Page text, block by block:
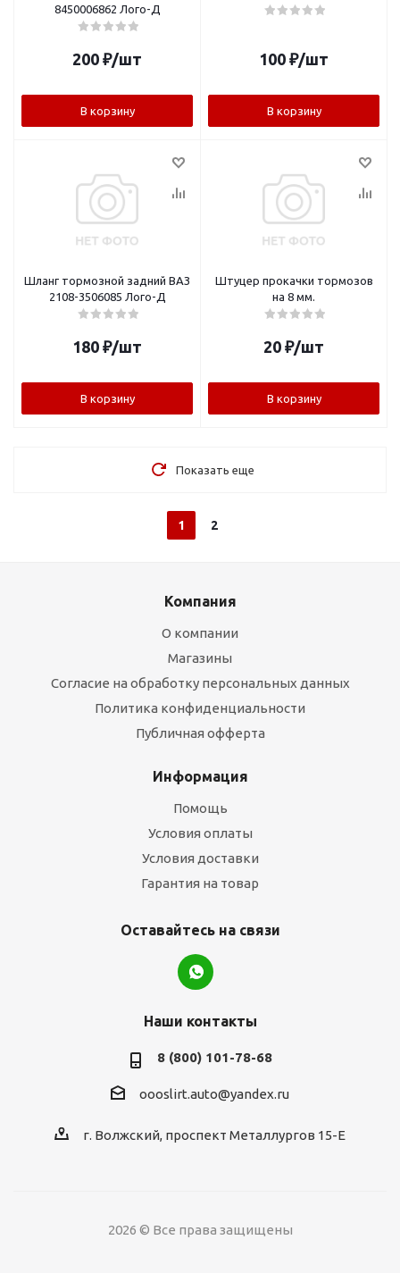
8450006862 Лого-Д
200 ₽/шт
В корзину
100 ₽/шт
В корзину
Шланг тормозной задний ВАЗ
2108-3506085 Лого-Д
180 ₽/шт
В корзину
Штуцер прокачки тормозов
на 8 мм.
20 ₽/шт
В корзину
Показать еще
1 2
Компания
О компании
Магазины
Согласие на обработку персональных данных
Политика конфиденциальности
Публичная офферта
Информация
Помощь
Условия оплаты
Условия доставки
Гарантия на товар
Оставайтесь на связи
Наши контакты
8 (800) 101-78-68
oooslirt.auto@yandex.ru
г. Волжский, проспект Металлургов 15-Е
2026 © Все права защищены